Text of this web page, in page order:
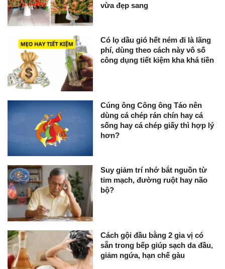
vừa đẹp sang
Có lọ dầu gió hết ném đi là lãng
phí, dùng theo cách này vô số
công dụng tiết kiệm kha khá tiền
Cúng ông Công ông Táo nên
dùng cá chép rán chín hay cá
sống hay cá chép giấy thì hợp lý
hơn?
Suy giảm trí nhớ bắt nguồn từ
tim mạch, đường ruột hay não
bộ?
Cách gội đầu bằng 2 gia vị có
sẵn trong bếp giúp sạch da đầu,
giảm ngứa, hạn chế gàu